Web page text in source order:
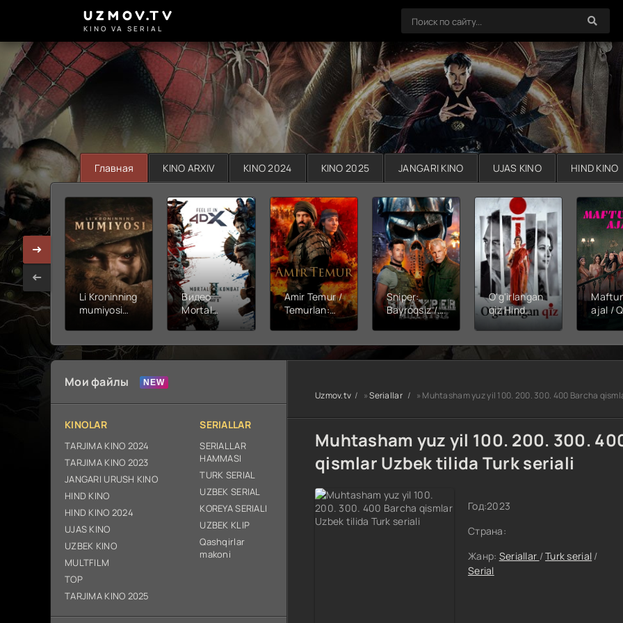
UZMOV.TV
KINO VA SERIAL
Главная KINO ARXIV KINO 2024 KINO 2025 JANGARI KINO UJAS KINO HIND KINO
Li Kroninning
mumiyosi
tarjima HD
skachat
Видео
Mortal
kombat 2 /
(2026)
Uzbek tilida
Amir Temur /
Temurlan:
Fathchining
Premyera
Netflix filmi
O'zbekcha
2026
tarjima kino
ix skachat
Sniper:
Bayroqsiz /
Snayper:
Bayroqsiz
snayper
Uzbek tilida
O'zbekcha
2026
Full HD tas-
ix skachat
O'g'irlangan
qiz Hind
kinosi 2026
O'zbekcha
tarjima kino
ajal /
tilida)
2026
Мои файлы
KINOLAR
TARJIMA KINO 2024
TARJIMA KINO 2023
JANGARI URUSH KINO
HIND KINO
HIND KINO 2024
UJAS KINO
UZBEK KINO
MULTFILM
TOP
TARJIMA KINO 2025
SERIALLAR
SERIALLAR
HAMMASI
TURK SERIAL
UZBEK SERIAL
KOREYA SERIALI
UZBEK KLIP
Qashqirlar
makoni
Uzmov.tv »Seriallar » Muhtasham yuz yil 100. 200. 300. 400 Barcha
Muhtasham yuz yil 100. 200. 300.
qismlar Uzbek tilida Turk seriali
Год:2023
Страна:
Жанр: Seriallar /Turk serial /
Serial